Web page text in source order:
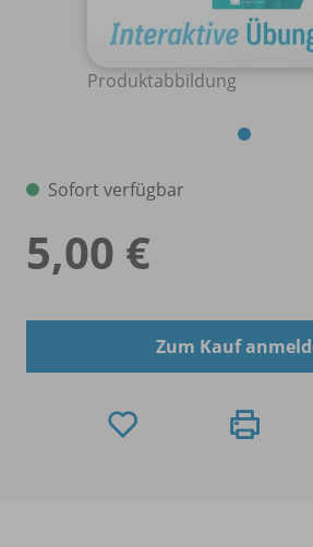
Produktabbildung
Sofort verfügbar
5,00 €
Zum Kauf